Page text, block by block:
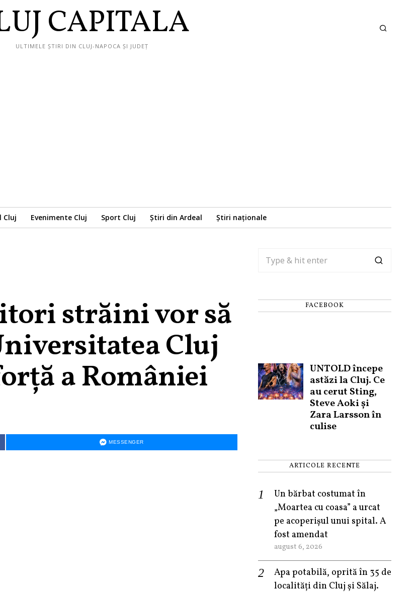
CAPITALA
ULTIMELE ȘTIRI DIN CLUJ-NAPOCA ȘI JUDEȚ
Cluj Evenimente Cluj Sport Cluj Știri din Ardeal Știri naționale
străini vor să
Cluj
a României
MESSENGER
FACEBOOK
UNTOLD începe
astăzi la Cluj. Ce
au cerut Sting,
Steve Aoki și
Zara Larsson în
culise
ARTICOLE RECENTE
Un bărbat costumat în
„Moartea cu coasa” a urcat
pe acoperișul unui spital. A
fost amendat
august 6, 2026
Apa potabilă, oprită în 35 de
localități din Cluj și Sălaj.